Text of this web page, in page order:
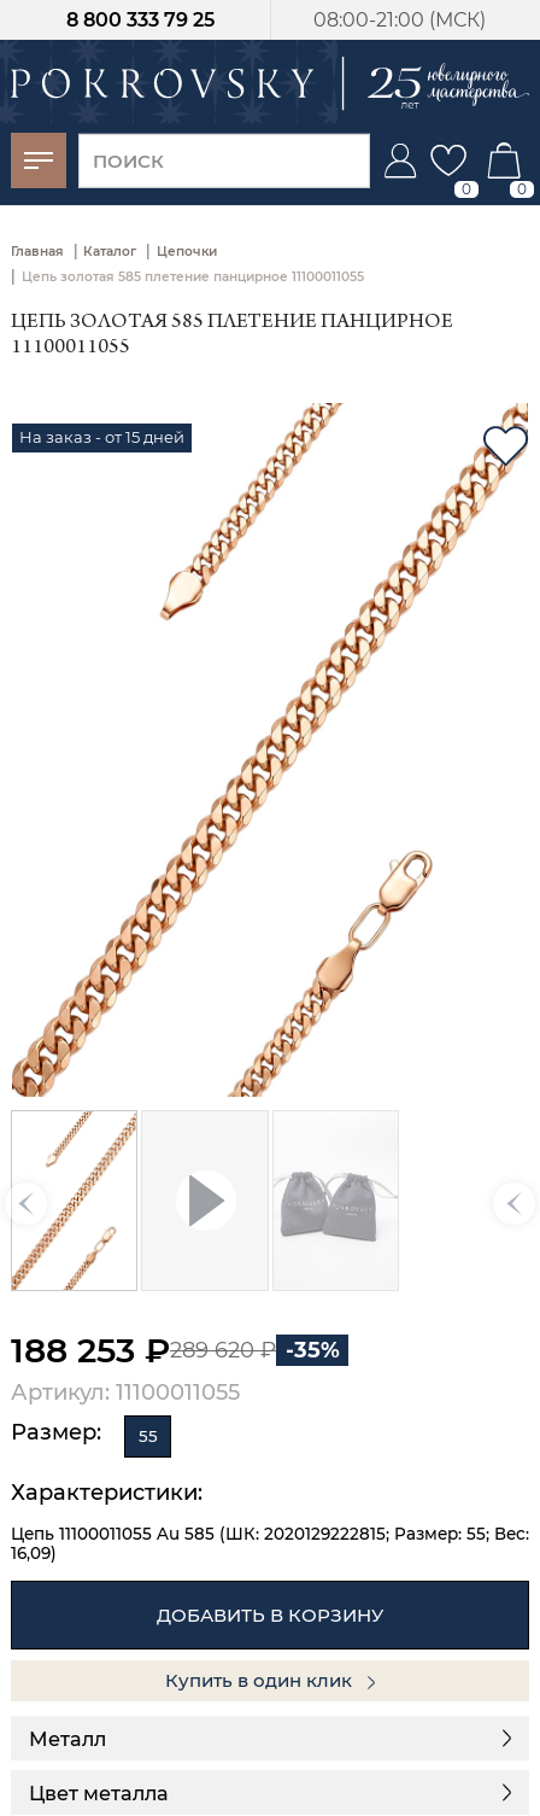
08:00-21:00 (МСК)
8 800 333 79 25
0 0
Главная | Каталог | Цепочки
| Цепь золотая 585 плетение панцирное 11100011055
ЦЕПЬ ЗОЛОТАЯ 585 ПЛЕТЕНИЕ ПАНЦИРНОЕ
11100011055
На заказ - от 15 дней
188 253 ₽289 620 ₽ -35%
Артикул: 11100011055
Размер:
55
Характеристики:
Цепь 11100011055 Au 585 (ШК: 2020129222815; Размер: 55; Вес:
16,09)
ДОБАВИТЬ В КОРЗИНУ
Купить в один клик
Металл
Цвет металла
-30%
от 15 дней с
момента оплаты